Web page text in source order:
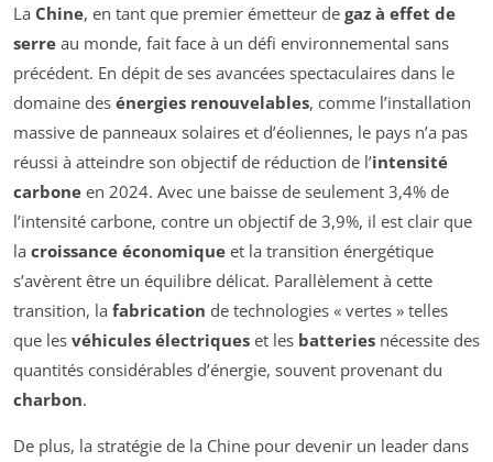
La Chine, en tant que premier émetteur de gaz à effet de
serre au monde, fait face à un défi environnemental sans
précédent. En dépit de ses avancées spectaculaires dans le
domaine des énergies renouvelables, comme l’installation
massive de panneaux solaires et d’éoliennes, le pays n’a pas
réussi à atteindre son objectif de réduction de l’intensité
carbone en 2024. Avec une baisse de seulement 3,4% de
l’intensité carbone, contre un objectif de 3,9%, il est clair que
la croissance économique et la transition énergétique
s’avèrent être un équilibre délicat. Parallèlement à cette
transition, la fabrication de technologies « vertes » telles
que les véhicules électriques et les batteries nécessite des
quantités considérables d’énergie, souvent provenant du
charbon.
De plus, la stratégie de la Chine pour devenir un leader dans